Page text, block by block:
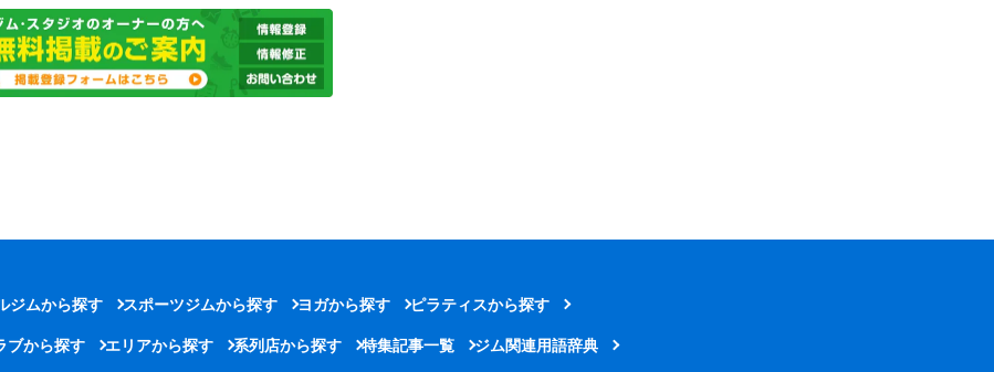
ジムから探す スポーツジムから探す ヨガから探す ピラティスから探す
ブから探す エリアから探す 系列店から探す 特集記事一覧 ジム関連用語辞典